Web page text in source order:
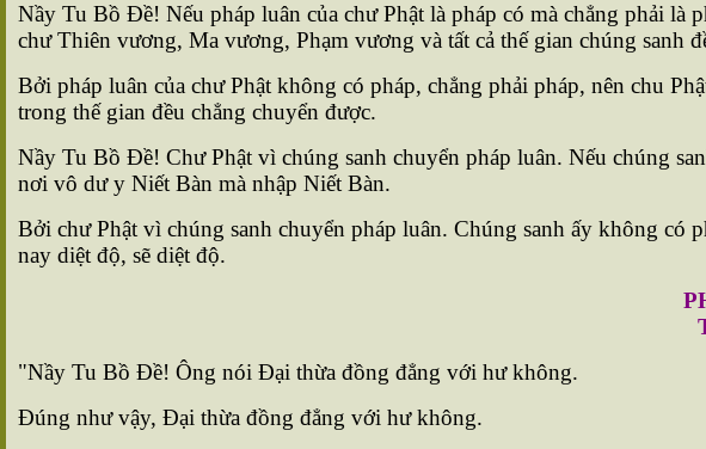
Nầy Tu Bồ Ðề! Nếu pháp luân của chư Phật là pháp có mà chẳng phải
chư Thiên vương, Ma vương, Phạm vương và tất cả thế gian chúng sanh
Bởi pháp luân của chư Phật không có pháp, chẳng phải pháp, nên chu
trong thế gian đều chẳng chuyển được.
Nầy Tu Bồ Ðề! Chư Phật vì chúng sanh chuyển pháp luân. Nếu chúng
nơi vô dư y Niết Bàn mà nhập Niết Bàn.
Bởi chư Phật vì chúng sanh chuyển pháp luân. Chúng sanh ấy không có
nay diệt độ, sẽ diệt độ.
"Nầy Tu Bồ Ðề! Ông nói Ðại thừa đồng đẳng với hư không.
Ðúng như vậy, Ðại thừa đồng đẳng với hư không.